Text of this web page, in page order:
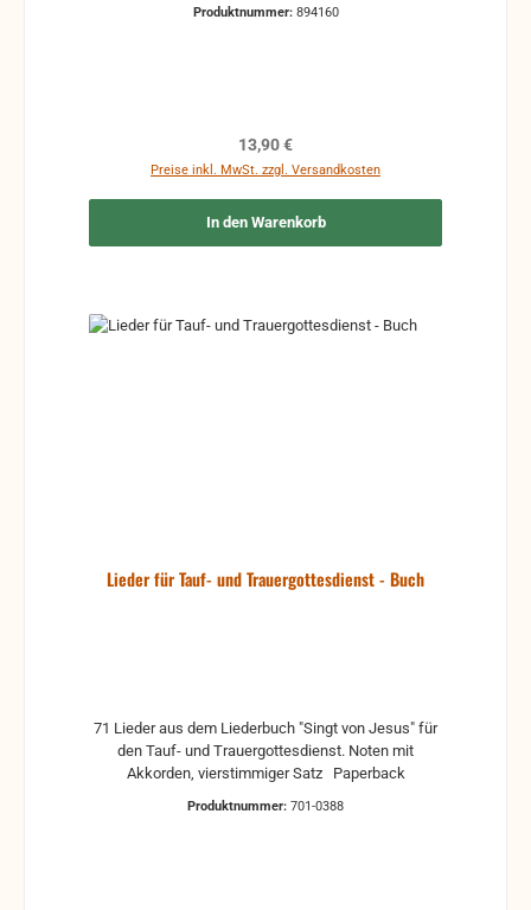
Produktnummer: 894160
Regulärer Preis:
13,90 €
Preise inkl. MwSt. zzgl. Versandkosten
In den Warenkorb
Lieder für Tauf- und Trauergottesdienst - Buch
71 Lieder aus dem Liederbuch "Singt von Jesus" für
den Tauf- und Trauergottesdienst. Noten mit
Akkorden, vierstimmiger Satz Paperback
Produktnummer: 701-0388